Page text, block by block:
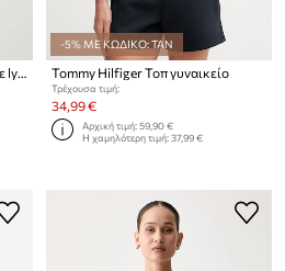
Tommy Hilfiger τοπ γυναικείο με lyocell
-5% ΜΕ ΚΩΔΙΚΟ: TAN
Tommy Hilfiger Τοπ γυναικείο
Τρέχουσα τιμή:
34,99 €
Αρχική τιμή:59,90 €
Η χαμηλότερη τιμή:37,99 €